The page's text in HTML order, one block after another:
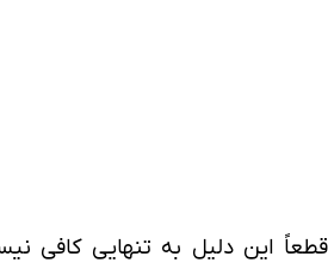
این دلیل به تنهایی کافی